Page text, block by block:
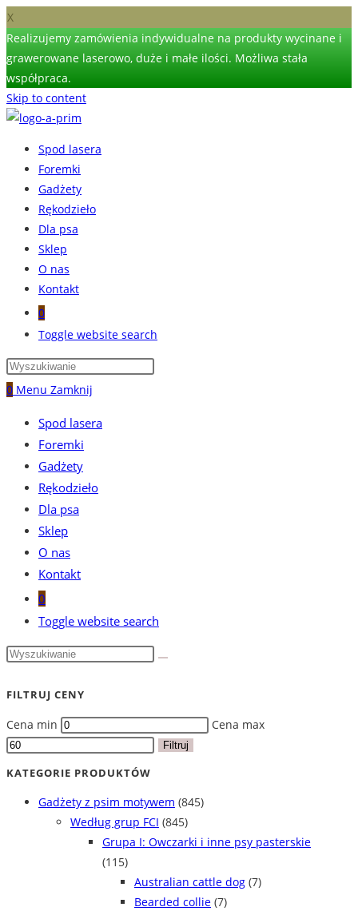
X
Realizujemy zamówienia indywidualne na produkty wycinane i
grawerowane laserowo, duże i małe ilości. Możliwa stała
współpraca.
Skip to content
Spod lasera
Foremki
Gadżety
Rękodzieło
Dla psa
Sklep
O nas
Kontakt
0
Toggle website search
0 Menu Zamknij
Spod lasera
Foremki
Gadżety
Rękodzieło
Dla psa
Sklep
O nas
Kontakt
0
Toggle website search
FILTRUJ CENY
Cena min Cena max
Filtruj
KATEGORIE PRODUKTÓW
Gadżety z psim motywem (845)
Według grup FCI (845)
Grupa I: Owczarki i inne psy pasterskie
(115)
Australian cattle dog (7)
Bearded collie (7)